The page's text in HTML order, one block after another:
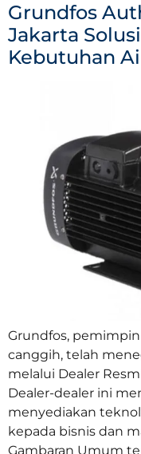
Grundfos
Jakarta
Kebutuhan
Grundfos,
canggih, telah
melalui Dealer
Dealer-dealer ini
menyediakan
kepada bisnis dan
Gambaran Umum